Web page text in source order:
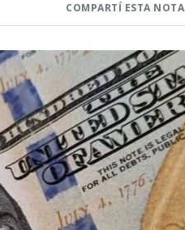
COMPARTÍ ESTA NOTA